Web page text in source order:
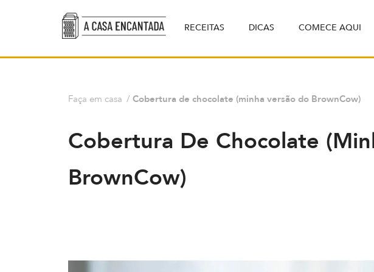
RECEITAS DICAS COMECE AQUI
Faça em casa / Cobertura de chocolate (minha versão do BrownCow)
Cobertura De Chocolate
BrownCow)